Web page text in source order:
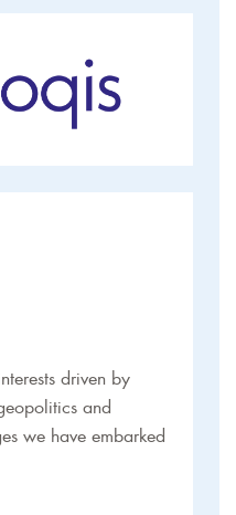
driven by
and
we have embarked